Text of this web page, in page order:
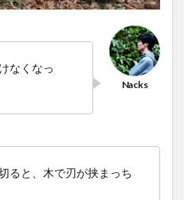
なくなっ
ると、木で刃が挟まっち